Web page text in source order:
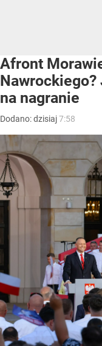
Afront
na nagranie
Dodano:dzisiaj7:58